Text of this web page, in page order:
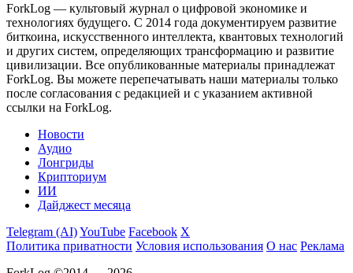
ForkLog — культовый журнал о цифровой экономике и
технологиях будущего. С 2014 года документируем развитие
биткоина, искусственного интеллекта, квантовых технологий
и других систем, определяющих трансформацию и развитие
цивилизации. Все опубликованные материалы принадлежат
ForkLog. Вы можете перепечатывать наши материалы только
после согласования с редакцией и с указанием активной
ссылки на ForkLog.
Новости
Аудио
Лонгриды
Крипториум
ИИ
Дайджест месяца
Telegram (AI)YouTube Facebook X
Политика приватности Условия использования О нас Реклама